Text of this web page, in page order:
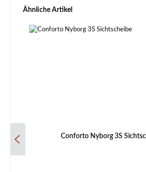
Produktgalerie überspringen
Ähnliche Artikel
Conforto Nyborg 3S